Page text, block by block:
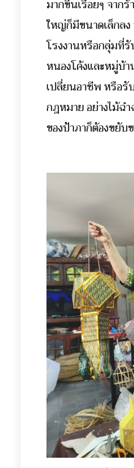
มากขึ้นเรื่อยๆ จาก
ใหญ่ก็มีขนาดเล็กลง
โรงงานหรือกลุ่มที่
หนองโค้งและหมู่บ้า
เปลี่ยนอาชีพ หรือรั
กฎหมาย อย่างไม้ฉ
ของป้าภาก็ต้องขยับ